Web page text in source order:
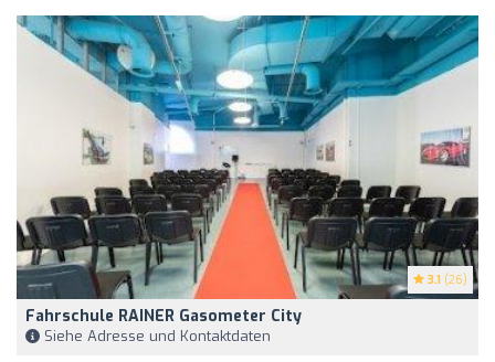
3.1 (26)
Fahrschule RAINER Gasometer City
Siehe Adresse und Kontaktdaten